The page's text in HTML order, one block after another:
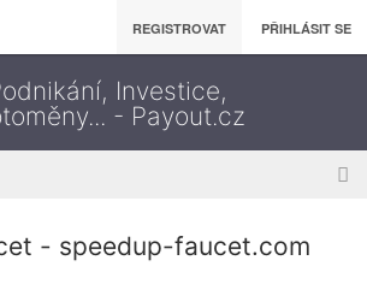
REGISTROVAT PŘIHLÁSIT SE
- speedup-faucet.com